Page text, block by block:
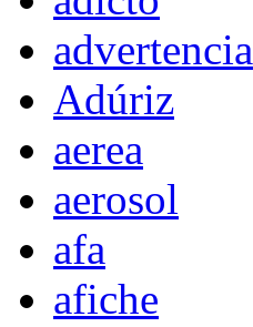
advertencia
Adúriz
aerea
aerosol
afa
afiche